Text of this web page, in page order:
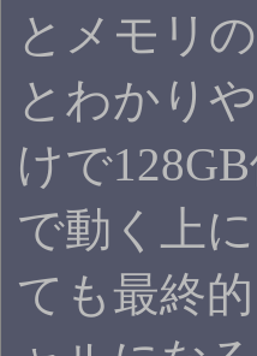
とメモリ
とわかり
けで
で動く上
ても最終